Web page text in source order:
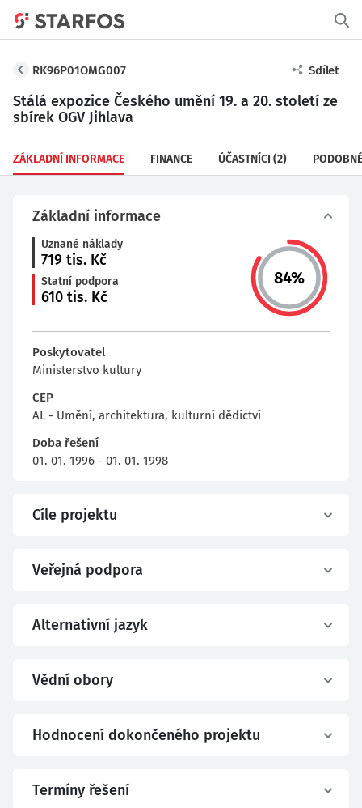
RK96P01OMG007 Sdílet
Stálá expozice Českého umění 19. a 20. století ze
sbírek OGV Jihlava
ZÁKLADNÍ INFORMACE FINANCE ÚČASTNÍCI (2)
Základní informace
Uznané náklady
719 tis. Kč
Statní podpora
610 tis. Kč
84%
Poskytovatel
Ministerstvo kultury
CEP
AL - Umění, architektura, kulturní dědictví
Doba řešení
01. 01. 1996 - 01. 01. 1998
Cíle projektu
Veřejná podpora
Alternativní jazyk
Vědní obory
Hodnocení dokončeného projektu
Termíny řešení